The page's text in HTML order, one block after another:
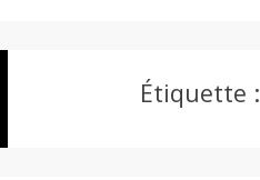
Étiquette :